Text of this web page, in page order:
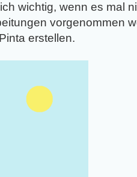
wichtig, wenn es mal
vorgenommen
erstellen.